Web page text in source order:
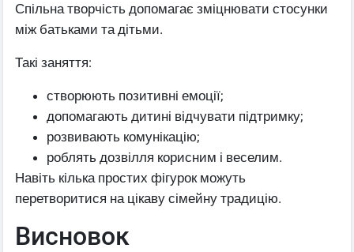
Спільна творчість допомагає зміцнювати стосунки
між батьками та дітьми.
Такі заняття:
створюють позитивні емоції;
допомагають дитині відчувати підтримку;
розвивають комунікацію;
роблять дозвілля корисним і веселим.
Навіть кілька простих фігурок можуть
перетворитися на цікаву сімейну традицію.
Висновок